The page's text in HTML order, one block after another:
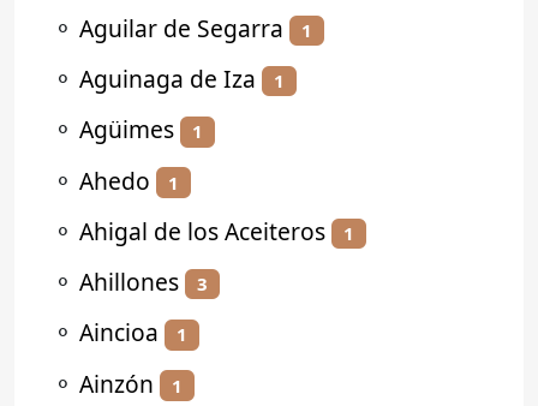
⚬ Aguilar de Segarra 1
⚬ Aguinaga de Iza 1
⚬ Agüimes 1
⚬ Ahedo 1
⚬ Ahigal de los Aceiteros 1
⚬ Ahillones 3
⚬ Aincioa 1
⚬ Ainzón 1